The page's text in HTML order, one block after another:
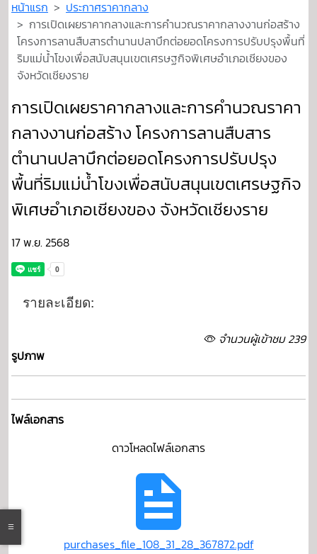
หน้าแรก
ประกาศราคากลาง
การเปิดเผยราคากลางและการคำนวณราคากลางงานก่อสร้าง
โครงการลานสืบสารตำนานปลาบึกต่อยอดโครงการปรับปรุงพื้นที่
ริมแม่น้ำโขงเพื่อสนับสนุนเขตเศรษฐกิจพิเศษอำเภอเชียงของ
จังหวัดเชียงราย
การเปิดเผยราคากลางและการคำนวณราคา
กลางงานก่อสร้าง โครงการลานสืบสาร
ตำนานปลาบึกต่อยอดโครงการปรับปรุง
พื้นที่ริมแม่น้ำโขงเพื่อสนับสนุนเขตเศรษฐกิจ
พิเศษอำเภอเชียงของ จังหวัดเชียงราย
17 พ.ย. 2568
รายละเอียด:
จำนวนผู้เข้าชม 239
รูปภาพ
ไฟล์เอกสาร
ดาวโหลดไฟล์เอกสาร
purchases_file_108_31_28_367872.pdf